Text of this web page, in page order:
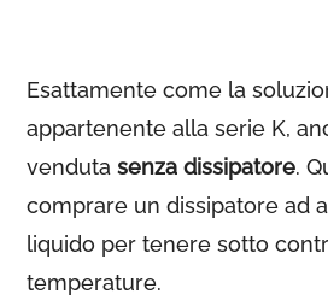
Esattamente come la
appartenente alla serie K,
vendutasenza dissipatore.
comprare un dissipatore ad
liquido per tenere sotto
temperature.